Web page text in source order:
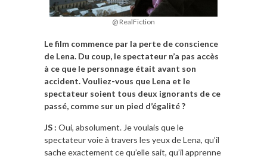
@ RealFiction
Le film commence par la perte de conscience
de Lena. Du coup, le spectateur n’a pas accès
à ce que le personnage était avant son
accident. Vouliez-vous que Lena et le
spectateur soient tous deux ignorants de ce
passé, comme sur un pied d’égalité ?
JS : Oui, absolument. Je voulais que le
spectateur voie à travers les yeux de Lena, qu’il
sache exactement ce qu’elle sait, qu’il apprenne